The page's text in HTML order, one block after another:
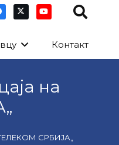
Контакт
на
СРБИЈА„